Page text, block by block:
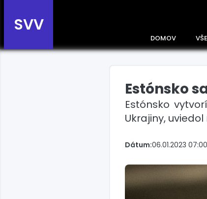
SVV
DOMOV
Estónsko
Estónsko
Ukrajiny,
Dátum:06.01.2023 07:00